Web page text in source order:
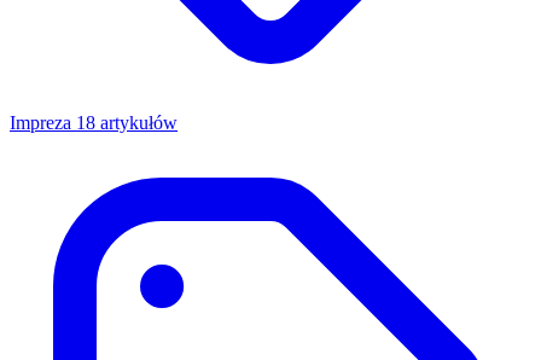
Impreza 18 artykułów